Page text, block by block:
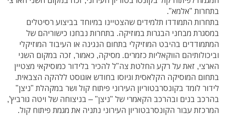
בתחרות "אלמא".
בתחרות התמודדו תלמידים שהצטיינו במיוחד בביצוע רסיטלים
במסגרת מבחני הבגרות במוזיקה. בתחרות נבחנו כישוריהם של
המתמודדים בהיבט המוזיקלי בתחום הנגינה או העיבוד המוזיקלי
וביכולותיהם הווקאליות כזמרים. מסיקה, כאמור, זכה במקום השני
הארצי, זאת על רקע החלטת צה"ל להכיר בלידור כמוסיקאי מצטיין
בתחום המוסיקה הקלאסית וגיוסו בחודש אוגוסט ללהקה הצבאית.
לידור לומד בקונסרבטוריון העירוני פיתוח קול ושר במקהלת "ניצן"
בהרכב בנים ובהרכב הקאמרי של "ניצן" – בניצוחה של ויטה גורביץ',
המרכזת עבור הקונסרבטוריון העירוני נתניה את מגמת פיתוח קול.